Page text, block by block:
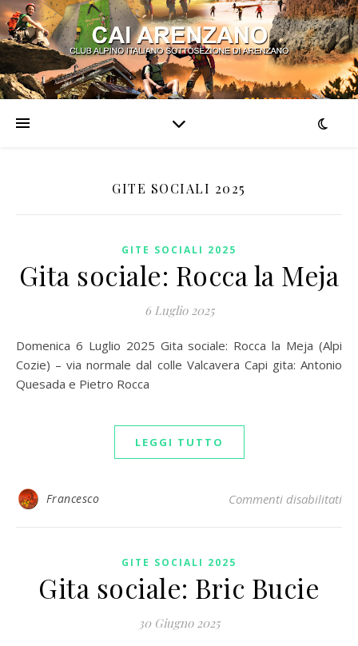
GITE SOCIALI 2025
GITE SOCIALI 2025
Gita sociale: Rocca la Meja
6 Luglio 2025
Domenica 6 Luglio 2025 Gita sociale: Rocca la Meja (Alpi
Cozie) – via normale dal colle Valcavera Capi gita: Antonio
Quesada e Pietro Rocca
LEGGI TUTTO
Francesco Commenti disabilitatisu
GITE SOCIALI 2025
Gita sociale: Bric Bucie
30 Giugno 2025